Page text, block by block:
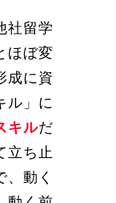
社留学
ほぼ変
成に資
ル」に
キルだ
立ち止
動く